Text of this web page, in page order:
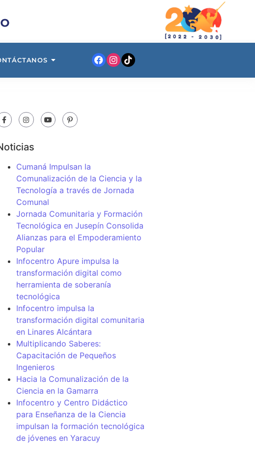
Cumaná Impulsan la
Comunalización de la Ciencia y la
Tecnología a través de Jornada
Comunal
Jornada Comunitaria y Formación
Tecnológica en Jusepín Consolida
Alianzas para el Empoderamiento
Popular
Infocentro Apure impulsa la
transformación digital como
herramienta de soberanía
tecnológica
Infocentro impulsa la
transformación digital comunitaria
en Linares Alcántara
Multiplicando Saberes:
Capacitación de Pequeños
Ingenieros
Hacia la Comunalización de la
Ciencia en la Gamarra
Infocentro y Centro Didáctico
para Enseñanza de la Ciencia
impulsan la formación tecnológica
de jóvenes en Yaracuy